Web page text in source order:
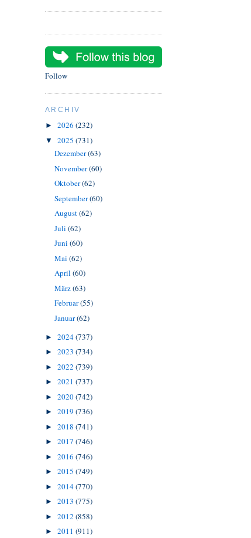
Follow
ARCHIV
► 2026 (232)
▼ 2025 (731)
Dezember(63)
November(60)
Oktober(62)
September(60)
August(62)
Juli (62)
Juni (60)
Mai (62)
April (60)
März(63)
Februar(55)
Januar(62)
► 2024(737)
► 2023 (734)
► 2022 (739)
► 2021 (737)
► 2020(742)
► 2019 (736)
► 2018 (741)
► 2017 (746)
► 2016 (746)
► 2015 (749)
► 2014(770)
► 2013 (775)
► 2012 (858)
► 2011 (911)